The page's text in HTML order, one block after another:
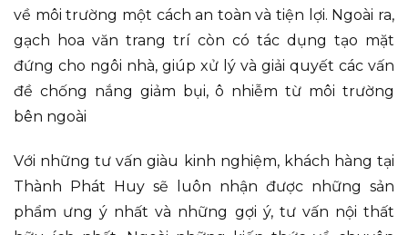
về môi trường một cách an toàn và tiện lợi. Ngoài ra,
gạch hoa văn trang trí còn có tác dụng tạo mặt
đứng cho ngôi nhà, giúp xử lý và giải quyết các vấn
đề chống nắng giảm bụi, ô nhiễm từ môi trường
bên ngoài
Với những tư vấn giàu kinh nghiệm, khách hàng tại
Thành Phát Huy sẽ luôn nhận được những sản
phẩm ưng ý nhất và những gợi ý, tư vấn nội thất